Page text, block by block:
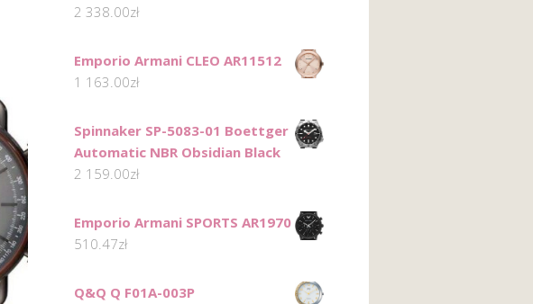
2 338.00zł
Emporio Armani CLEO AR11512
1 163.00zł
Spinnaker SP-5083-01 Boettger
Automatic NBR Obsidian Black
2 159.00zł
Emporio Armani SPORTS AR1970
510.47zł
Q&Q Q F01A-003P